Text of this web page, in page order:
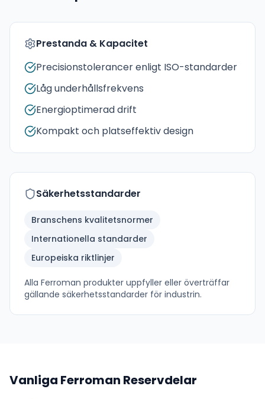
Prestanda & Kapacitet
Precisionstolerancer enligt ISO-standarder
Låg underhållsfrekvens
Energioptimerad drift
Kompakt och platseffektiv design
Säkerhetsstandarder
Branschens kvalitetsnormer
Internationella standarder
Europeiska riktlinjer
Alla Ferroman produkter uppfyller eller överträffar
gällande säkerhetsstandarder för industrin.
Vanliga Ferroman Reservdelar